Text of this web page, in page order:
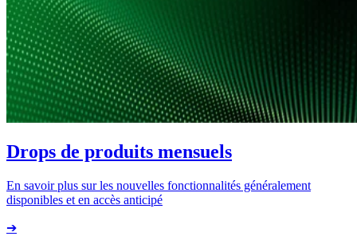
Drops de produits mensuels
En savoir plus sur les nouvelles fonctionnalités généralement
disponibles et en accès anticipé
➔